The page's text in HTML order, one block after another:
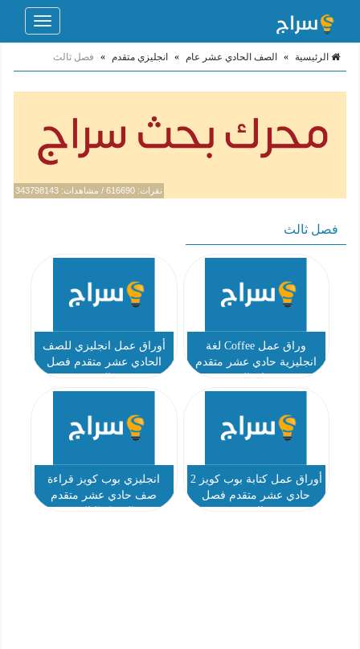
Toggle
الرئيسية » الصف الحادي عشر عام » انجليزي متقدم » فصل ثالث
نقرات: 616690 / مشاهدات: 343798143
فصل ثالث
وراق عمل Coffee لغة
انجليزية حادي عشر متقدم
أوراق عمل انجليزي للصف
الحادي عشر متقدم فصل
أوراق عمل كتابة بوب كويز 2
حادي عشر متقدم فصل
انجليزي بوب كويز قراءة
صف حادي عشر متقدم